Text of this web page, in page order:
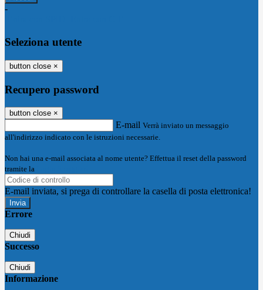
-
Seleziona utente
button close ×
Recupero password
button close ×
E-mail Verrà inviato un messaggio
all'indirizzo indicato con le istruzioni necessarie.
Non hai una e-mail associata al nome utente? Effettua il reset della password
tramite la
E-mail inviata, si prega di controllare la casella di posta elettronica!
Errore
Chiudi
Successo
Chiudi
Informazione